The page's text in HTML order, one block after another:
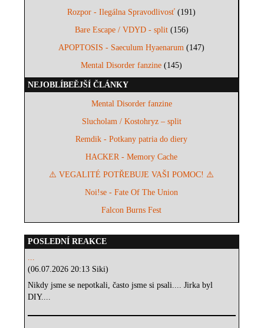
Rozpor - Ilegálna Spravodlivosť (191)
Bare Escape / VDYD - split(156)
APOPTOSIS - Saeculum Hyaenarum (147)
Mental Disorder fanzine (145)
NEJOBLÍBEĚJŠÍ ČLÁNKY
Mental Disorder fanzine
Slucholam / Kostohryz – split
Remdik - Potkany patria do diery
HACKER - Memory Cache
⚠️ VEGALITÉ POTŘEBUJE VAŠI POMOC! ⚠️
Noi!se - Fate Of The Union
Falcon Burns Fest
POSLEDNÍ REAKCE
...
(06.07.2026 20:13 Siki)
Nikdy jsme se nepotkali, často jsme si psali.... Jirka byl
DIY....